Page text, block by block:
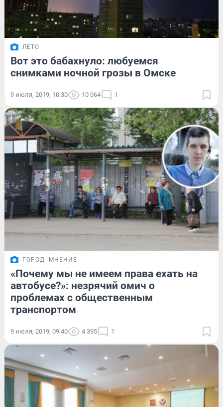
ЛЕТО
Вот это бабахнуло: любуемся
снимками ночной грозы в Омске
9 июля, 2019, 10:30 10 064 1
ГОРОД МНЕНИЕ
«Почему мы не имеем права ехать на
автобусе?»: незрячий омич о
проблемах с общественным
транспортом
9 июля, 2019, 09:40 4 395 1